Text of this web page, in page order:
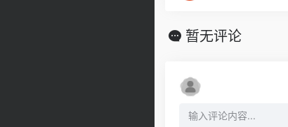
暂无评论